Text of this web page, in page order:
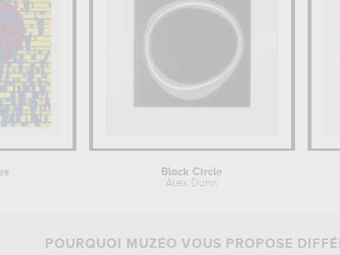
Black Circle
Alex Dunn
POURQUOI MUZÉO VOUS PROPOSE